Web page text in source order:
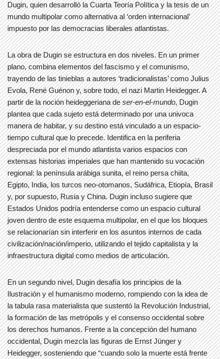
Dugin, quien desarrolló la Cuarta Teoría Política y la tesis de un
mundo multipolar como alternativa al ‘orden internacional’
impuesto por las democracias liberales atlantistas.
La obra de Dugin se estructura en dos niveles. En un primer
plano, combina elementos del fascismo y el comunismo,
trayendo de las tinieblas a autores ‘tradicionalistas’ como Julius
Evola, René Guénon y, sobre todo, el nazi Martin Heidegger. A
partir de la noción heideggeriana deser-en-el-mundo, Dugin
plantea que cada sujeto está determinado por una univoca
manera de habitar, y su destino está vinculado a un espacio-
tiempo cultural que lo precede. Identifica en la periferia
despreciada por el mundo atlantista varios espacios con
extensas historias imperiales que han mantenido su vocación
regional: la península arábiga sunita, el reino persa chiita,
Egipto, India, los turcos neo-otomanos, Sudáfrica, Etiopía, Brasil
y, por supuesto, Rusia y China. Dugin incluso sugiere que
Estados Unidos podría entenderse como un espacio cultural
joven dentro de este esquema multipolar, en el que los bloques
se relacionarían sin interferir en los asuntos internos de cada
civilización/nación/imperio, utilizando el tejido capitalista y la
infraestructura digital como medios de articulación.
En un segundo nivel, Dugin desafía los principios de la
Ilustración y el humanismo moderno, rompiendo con la idea de
la tabula rasa materialista que sustentó la Revolución Industrial,
la formación de las metrópolis y el consenso occidental sobre
los derechos humanos. Frente a la concepción del humano
occidental, Dugin mezcla las figuras de Ernst Jünger y
Heidegger, sosteniendo que “cuando solo la muerte está frente